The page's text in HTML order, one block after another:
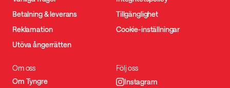
Betalning & leverans
Reklamation
Utöva ångerrätten
Tillgänglighet
Cookie-inställningar
Om oss
Om Tyngre
Följ oss
Instagram